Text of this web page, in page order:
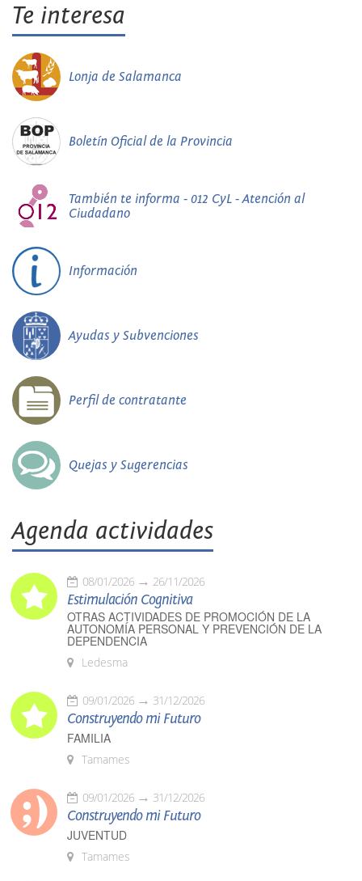
Te interesa
Lonja de Salamanca
Boletín Oficial de la Provincia
También te informa - 012 CyL - Atención al
Ciudadano
Información
Ayudas y Subvenciones
Perfil de contratante
Quejas y Sugerencias
Agenda actividades
08/01/2026 26/11/2026
Estimulación Cognitiva
OTRAS ACTIVIDADES DE PROMOCIÓN DE LA
AUTONOMÍA PERSONAL Y PREVENCIÓN DE LA
DEPENDENCIA
Ledesma
09/01/2026 31/12/2026
Construyendo mi Futuro
FAMILIA
Tamames
09/01/2026 31/12/2026
Construyendo mi Futuro
JUVENTUD
Tamames